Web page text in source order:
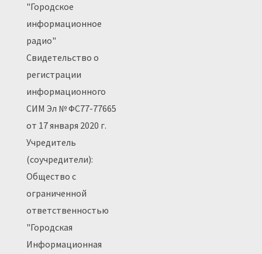
"Городское
информационное
радио"
Свидетельство о
регистрации
информационного
СИМ Эл № ФС77-77665
от 17 января 2020 г.
Учредитель
(соучредители):
Общество с
ограниченной
ответственностью
"Городская
Информационная